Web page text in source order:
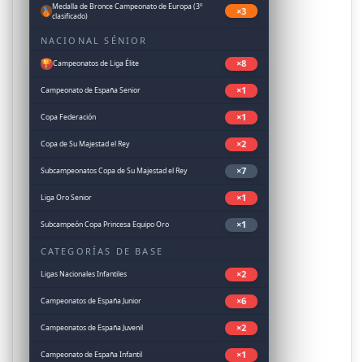
🥉Medalla de Bronce Campeonato de Europa (3º
clasificado)
×3
NACIONAL SÉNIOR
🏆Campeonatos de Liga Élite ×8
Campeonato de España Senior ×1
Copa Federación ×1
Copa de Su Majestad el Rey ×2
Subcampeonatos Copa de Su Majestad el Rey ×7
Liga Oro Senior ×1
Subcampeón Copa Princesa Equipo Oro ×1
CATEGORÍAS DE BASE
Ligas Nacionales Infantiles ×2
Campeonatos de España Junior ×6
Campeonatos de España Juvenil ×2
Campeonato de España Infantil ×1